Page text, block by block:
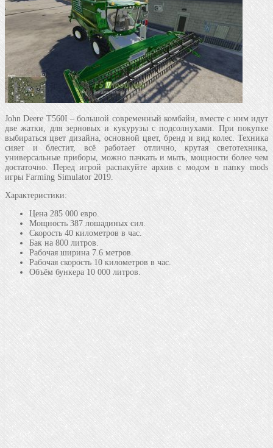
John Deere T560I – большой современный комбайн, вместе с ним идут
две жатки, для зерновых и кукурузы с подсолнухами. При покупке
выбираться цвет дизайна, основной цвет, бренд и вид колес. Техника
сияет и блестит, всё работает отлично, крутая светотехника,
универсальные приборы, можно пачкать и мыть, мощности более чем
достаточно. Перед игрой распакуйте архив с модом в папку mods
игры Farming Simulator 2019.
Характеристики:
Цена 285 000 евро.
Мощность 387 лошадиных сил.
Скорость 40 километров в час.
Бак на 800 литров.
Рабочая ширина 7.6 метров.
Рабочая скорость 10 километров в час.
Объём бункера 10 000 литров.